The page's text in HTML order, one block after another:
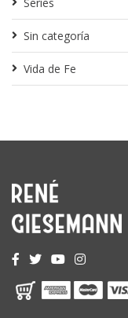
Sin categoría
Vida de Fe